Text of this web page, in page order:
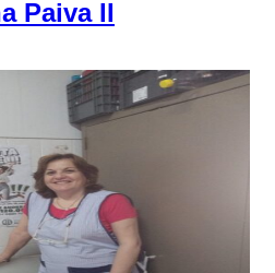
Paiva II